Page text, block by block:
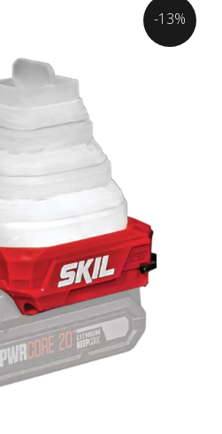
-13%